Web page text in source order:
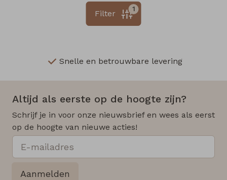
1
Filter
Snelle en betrouwbare levering
Altijd als eerste op de hoogte zijn?
Schrijf je in voor onze nieuwsbrief en wees als eerst
op de hoogte van nieuwe acties!
Aanmelden